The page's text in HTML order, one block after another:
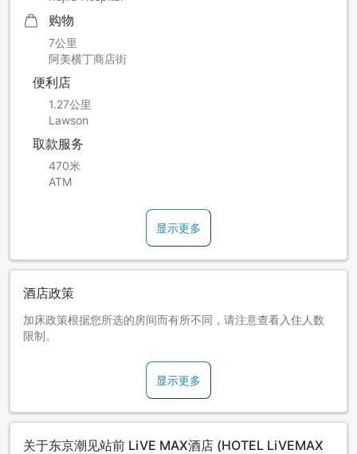
购物
7公里
阿美横丁商店街
便利店
1.27公里
Lawson
取款服务
470米
ATM
显示更多
酒店政策
加床政策根据您所选的房间而有所不同，请注意查看入住人数
限制。
显示更多
关于东京潮见站前 LiVE MAX酒店 (HOTEL LiVEMAX